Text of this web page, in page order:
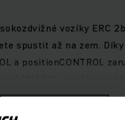
vozíky ERC
spustit až na zem.
a positionCONTROL
materiálu do
nebo systém